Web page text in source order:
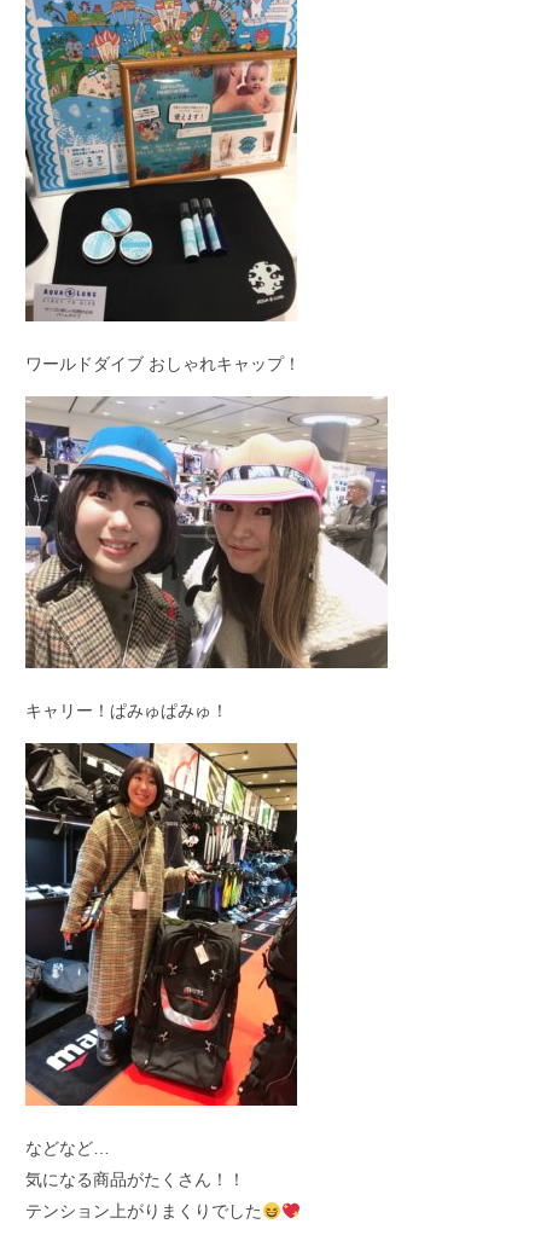
ワールドダイブ おしゃれキャップ！
キャリー！ぱみゅぱみゅ！
などなど…
気になる商品がたくさん！！
テンション上がりまくりでした